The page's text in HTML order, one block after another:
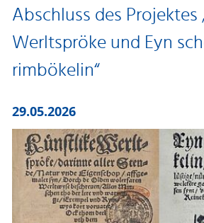
Abschluss des Projektes
Werltspröke und Eyn
rimbökelin“
29.05.2026